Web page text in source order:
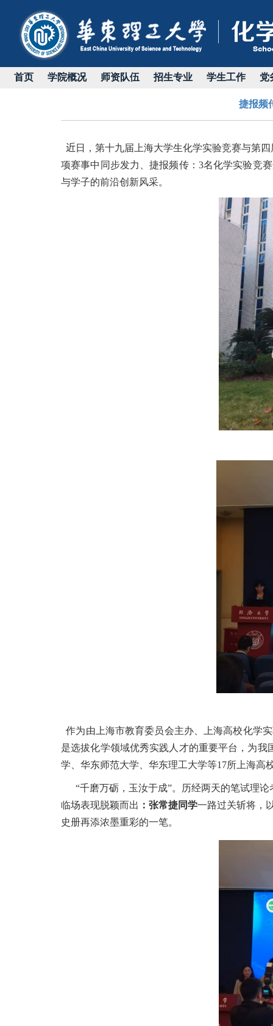
首页 学院概况 师资队伍 招生专业 学生工作 党
捷报频
近日，第十九届上海大学生化学实验竞赛与第
项赛事中同步发力、捷报频传： 3名化学实验竞
与学子的前沿创新风采。
作为由上海市教育委员会主办、上海高校化学
是选拔化学领域优秀实践人才的重要平台，为
学、华东师范大学、华东理工大学等17所上海高
“千磨万砺，玉汝于成”。历经两天的笔试理
临场表现脱颖而出 ：张常捷同学一路过关斩将，
史册再添浓墨重彩的一笔。